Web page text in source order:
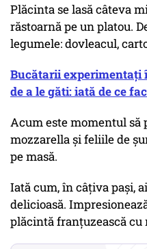
Plăcinta se lasă câteva
răstoarnă pe un platou.
legumele: dovleacul,
Bucătarii experimentați
de a le găti: iată de ce
Acum este momentul să
mozzarella și feliile de
pe masă.
Iată cum, în câțiva pași,
delicioasă.
plăcintă franțuzească cu